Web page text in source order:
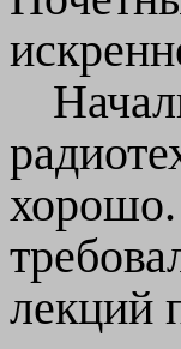
лекций